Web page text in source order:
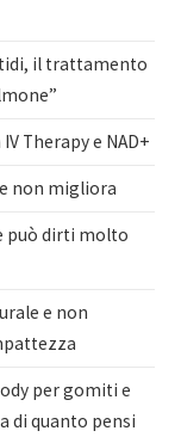
il trattamento
Therapy e NAD+
non migliora
può dirti molto
e non
per gomiti e
di quanto pensi